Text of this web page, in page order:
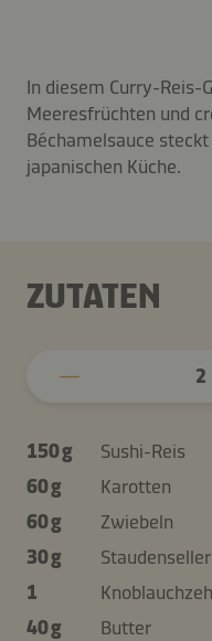
In diesem Curry-
Meeresfrüchten und
Béchamelsauce
japanischen Küche.
ZUTATEN
2
150 g
Sushi-Reis
60 g
Karotten
60 g
Zwiebeln
30 g
1
40 g
Butter